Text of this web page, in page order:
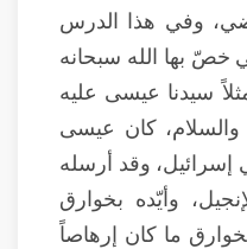
وفي هذا الدرس
خصّ بها الله سبحانه
سيدنا عيسى عليه
والسلام، كان عيسى
إسرائيل، وقد أرسله
وأيّده بخوارق
ما كان إرهاصاً